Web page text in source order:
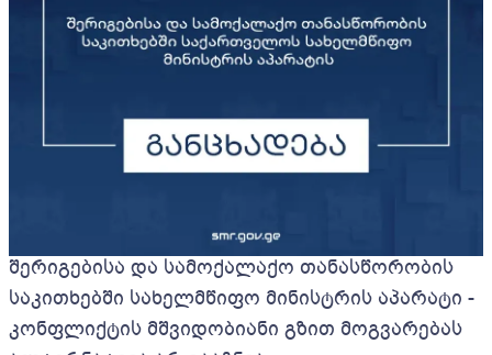
შერიგებისა და სამოქალაქო თანასწორობის
საკითხებში სახელმწიფო მინისტრის აპარატი -
კონფლიქტის მშვიდობიანი გზით მოგვარებას